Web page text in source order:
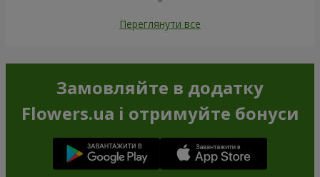
Переглянути все
Замовляйте в додатку
Flowers.ua і отримуйте бонуси